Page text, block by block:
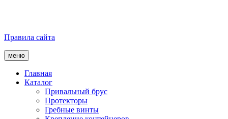
Правила сайта
меню
Главная
Каталог
Привальный брус
Протекторы
Гребные винты